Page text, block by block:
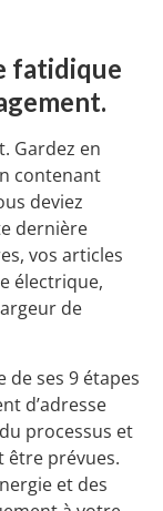
fatidique
Gardez en
contenant
deviez
dernière
vos articles
électrique,
de
de ses 9 étapes
d’adresse
processus et
être prévues.
et des